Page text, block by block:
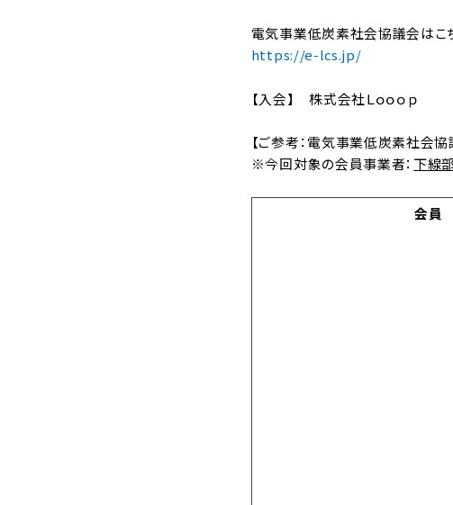
電気事業低炭素社会協議会はこ
https://e-lcs.jp/
【入会】 株式会社Ｌｏｏｏｐ
【ご参考：電気事業低炭素社会協
※今回対象の会員事業者： 下線部
会員